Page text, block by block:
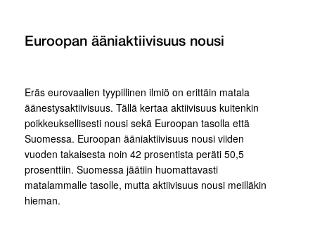
Euroopan ääniaktiivisuus nousi
Eräs eurovaalien tyypillinen ilmiö on erittäin matala
äänestysaktiivisuus. Tällä kertaa aktiivisuus kuitenkin
poikkeuksellisesti nousi sekä Euroopan tasolla että
Suomessa. Euroopan ääniaktiivisuus nousi viiden
vuoden takaisesta noin 42 prosentista peräti 50,5
prosenttiin. Suomessa jäätiin huomattavasti
matalammalle tasolle, mutta aktiivisuus nousi meilläkin
hieman.